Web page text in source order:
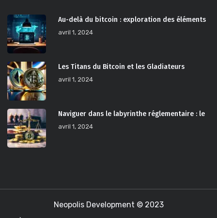
Au-delà du bitcoin : exploration des éléments
avril 1, 2024
Les Titans du Bitcoin et les Gladiateurs
avril 1, 2024
Naviguer dans le labyrinthe réglementaire : le
avril 1, 2024
Neopolis Development © 2023